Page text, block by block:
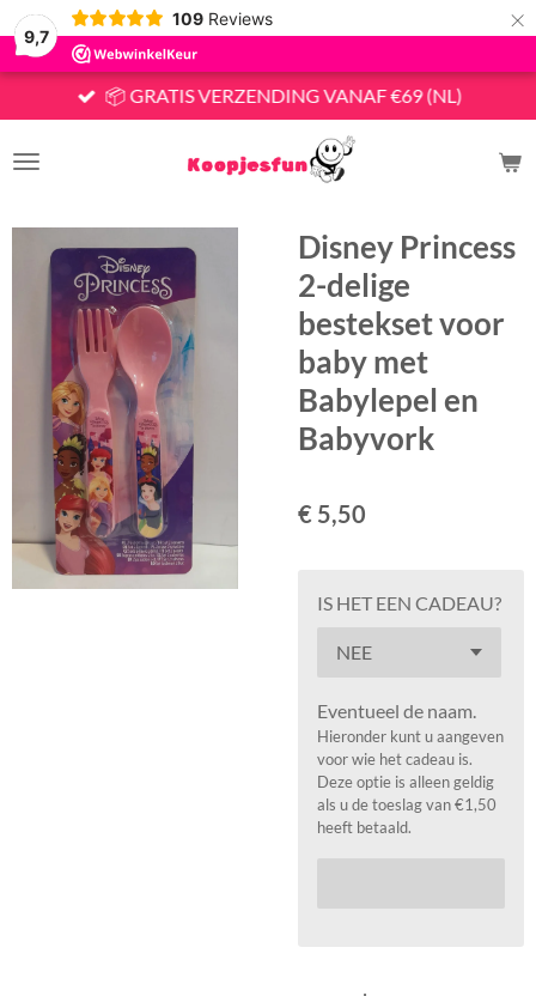
9,7
109 Reviews ×
📦 GRATIS VERZENDING VANAF €69 (NL)
Disney Princess
2-delige
bestekset voor
baby met
Babylepel en
Babyvork
€ 5,50
IS HET EEN CADEAU?
Eventueel de naam.
Hieronder kunt u aangeven
voor wie het cadeau is.
Deze optie is alleen geldig
als u de toeslag van €1,50
heeft betaald.